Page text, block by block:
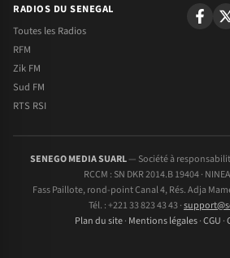
RADIOS DU SENEGAL
Toutes les Radios
RFM
Zik FM
Sud FM
RTS RSI
SENEGO MEDIA SUARL— Société à
RCCM : SN DKR 2014.B 19404 ·
Fass Paillote, rond-point Canal 4, Rés. Adja
Tél. : +221 33 823 43 43 ·
Plan du site· Mentions légales·CGU ·